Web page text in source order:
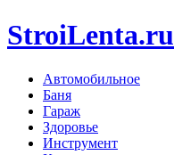
StroiLenta.ru
Автомобильное
Баня
Гараж
Здоровье
Инструмент